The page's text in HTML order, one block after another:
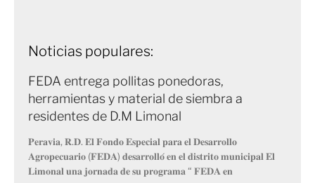
Noticias populares:
FEDA entrega pollitas ponedoras,
herramientas y material de siembra a
residentes de D.M Limonal
𝐏𝐞𝐫𝐚𝐯𝐢𝐚, 𝐑.𝐃. 𝐄𝐥 𝐅𝐨𝐧𝐝𝐨 𝐄𝐬𝐩𝐞𝐜𝐢𝐚𝐥 𝐩𝐚𝐫𝐚 𝐞𝐥 𝐃𝐞𝐬𝐚𝐫𝐫𝐨𝐥𝐥𝐨
𝐀𝐠𝐫𝐨𝐩𝐞𝐜𝐮𝐚𝐫𝐢𝐨 (𝐅𝐄𝐃𝐀) 𝐝𝐞𝐬𝐚𝐫𝐫𝐨𝐥𝐥𝐨́ 𝐞𝐧 𝐞𝐥 𝐝𝐢𝐬𝐭𝐫𝐢𝐭𝐨 𝐦𝐮𝐧𝐢𝐜𝐢𝐩𝐚𝐥 𝐄𝐥
𝐋𝐢𝐦𝐨𝐧𝐚𝐥 𝐮𝐧𝐚 𝐣𝐨𝐫𝐧𝐚𝐝𝐚 𝐝𝐞 𝐬𝐮 𝐩𝐫𝐨𝐠𝐫𝐚𝐦𝐚 “ 𝐅𝐄𝐃𝐀 𝐞𝐧